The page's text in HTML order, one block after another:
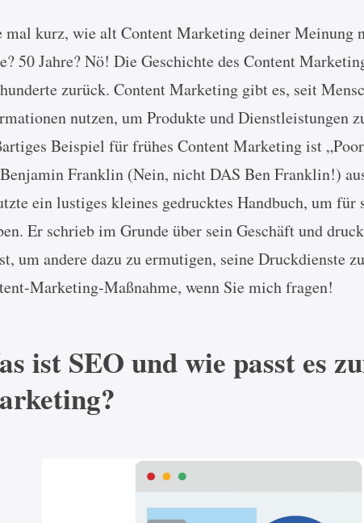
mal kurz, wie alt Content Marketing deiner Meinung
50 Jahre? Nö! Die Geschichte des Content
zurück. Content Marketing gibt es, seit
nutzen, um Produkte und Dienstleistungen
Beispiel für frühes Content Marketing ist
Franklin (Nein, nicht DAS Ben Franklin!)
ein lustiges kleines gedrucktes Handbuch, um für
Er schrieb im Grunde über sein Geschäft und
um andere dazu zu ermutigen, seine Druckdienste
Marketing-Maßnahme, wenn Sie mich fragen!
ist SEO und wie passt es